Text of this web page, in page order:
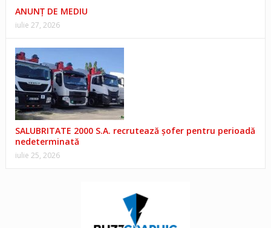
ANUNŢ DE MEDIU
iulie 27, 2026
SALUBRITATE 2000 S.A. recrutează șofer pentru perioadă
nedeterminată
iulie 25, 2026